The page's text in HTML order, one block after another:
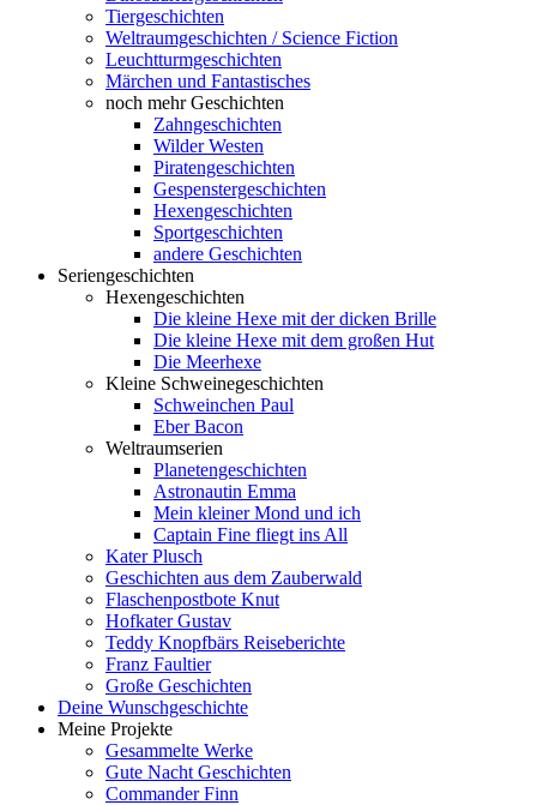
Tiergeschichten
Weltraumgeschichten / Science Fiction
Leuchtturmgeschichten
Märchen und Fantastisches
noch mehr Geschichten
Zahngeschichten
Wilder Westen
Piratengeschichten
Gespenstergeschichten
Hexengeschichten
Sportgeschichten
andere Geschichten
Seriengeschichten
Hexengeschichten
Die kleine Hexe mit der dicken Brille
Die kleine Hexe mit dem großen Hut
Die Meerhexe
Kleine Schweinegeschichten
Schweinchen Paul
Eber Bacon
Weltraumserien
Planetengeschichten
Astronautin Emma
Mein kleiner Mond und ich
Captain Fine fliegt ins All
Kater Plusch
Geschichten aus dem Zauberwald
Flaschenpostbote Knut
Hofkater Gustav
Teddy Knopfbärs Reiseberichte
Franz Faultier
Große Geschichten
Deine Wunschgeschichte
Meine Projekte
Gesammelte Werke
Gute Nacht Geschichten
Commander Finn